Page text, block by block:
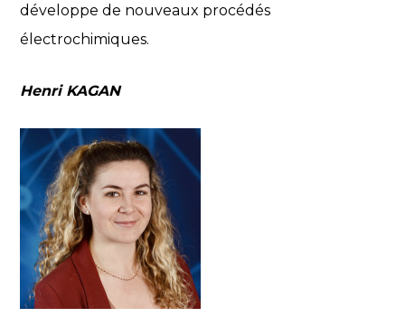
développe de nouveaux procédés
électrochimiques.
Henri KAGAN